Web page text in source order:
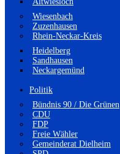
Wiesenbach
Zuzenhausen
Rhein-Neckar-Kreis
Heidelberg
Sandhausen
Neckargemünd
Politik
Bündnis 90 / Die Grünen
CDU
FDP
Freie Wähler
Gemeinderat Dielheim